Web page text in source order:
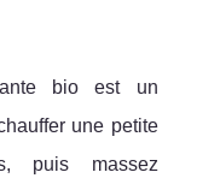
bio est un
une petite
puis massez